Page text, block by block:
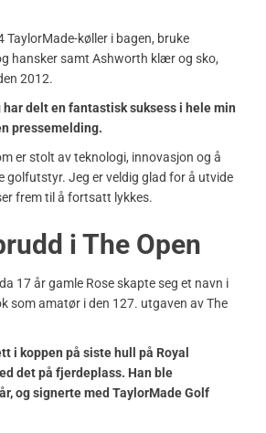
TaylorMade-køller i bagen, bruke
hansker samt Ashworth klær og sko,
2012.
delt en fantastisk suksess i hele min
pressemelding.
er stolt av teknologi, innovasjon og å
golfutstyr. Jeg er veldig glad for å utvide
frem til å fortsatt lykkes.
i The Open
17 år gamle Rose skapte seg et navn i
som amatør i den 127. utgaven av The
i koppen på siste hull på Royal
det på fjerdeplass. Han ble
og signerte med TaylorMade Golf